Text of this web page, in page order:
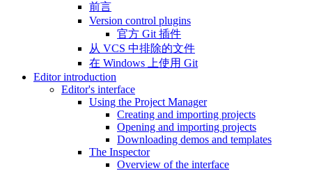
前言
Version control plugins
官方 Git 插件
从 VCS 中排除的文件
在 Windows 上使用 Git
Editor introduction
Editor's interface
Using the Project Manager
Creating and importing projects
Opening and importing projects
Downloading demos and templates
The Inspector
Overview of the interface